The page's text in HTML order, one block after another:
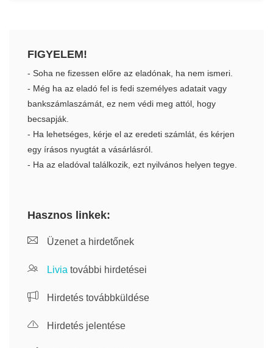
FIGYELEM!
- Soha ne fizessen előre az eladónak, ha nem ismeri.
- Még ha az eladó fel is fedi személyes adatait vagy
bankszámlaszámát, ez nem védi meg attól, hogy
becsapják.
- Ha lehetséges, kérje el az eredeti számlát, és kérjen
egy írásos nyugtát a vásárlásról.
- Ha az eladóval találkozik, ezt nyilvános helyen tegye.
Hasznos linkek:
Üzenet a hirdetőnek
Livia további hirdetései
Hirdetés továbbküldése
Hirdetés jelentése